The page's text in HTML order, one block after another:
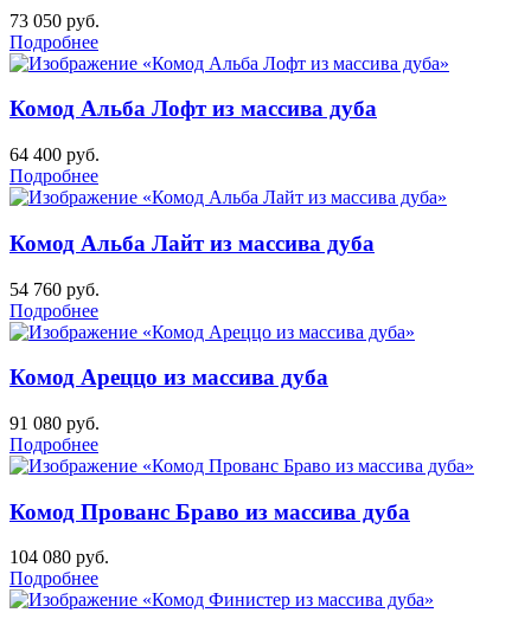
73 050 руб.
Подробнее
Комод Альба Лофт из массива дуба
64 400 руб.
Подробнее
Комод Альба Лайт из массива дуба
54 760 руб.
Подробнее
Комод Ареццо из массива дуба
91 080 руб.
Подробнее
Комод Прованс Браво из массива дуба
104 080 руб.
Подробнее